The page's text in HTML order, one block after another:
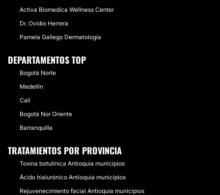
​Activa Biomedica Wellness Center
Dr. Ovidio Herrera
Pamela Gallego Dermatología
DEPARTAMENTOS TOP
Bogotá Norte
Medellín
Cali
Bogotá Nor Oriente
Barranquilla
TRATAMIENTOS POR PROVINCIA
Toxina botulínica Antioquia municipios
Ácido hialurónico Antioquia municipios
Rejuvenecimiento facial Antioquia municipios